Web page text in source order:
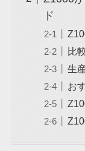
ド
比
生
お